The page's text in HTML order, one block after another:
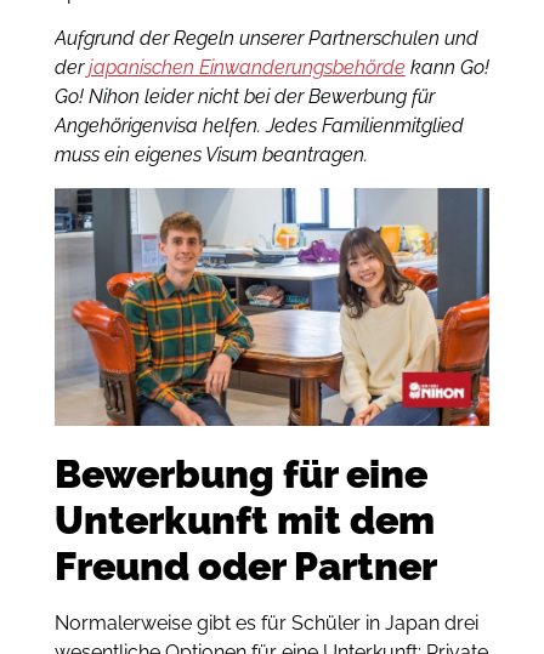
Aufgrund der Regeln unserer Partnerschulen und
derjapanischen Einwanderungsbehörde kann Go!
Go! Nihon leider nicht bei der Bewerbung für
Angehörigenvisa helfen. Jedes Familienmitglied
muss ein eigenes Visum beantragen.
Bewerbung für eine
Unterkunft mit dem
Freund oder Partner
Normalerweise gibt es für Schüler in Japan drei